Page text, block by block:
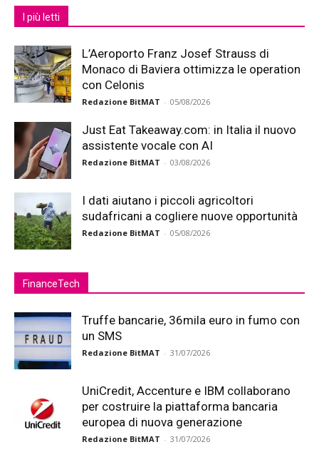
I più letti
L’Aeroporto Franz Josef Strauss di
Monaco di Baviera ottimizza le operation
con Celonis
Redazione BitMAT - 05/08/2026
Just Eat Takeaway.com: in Italia il nuovo
assistente vocale con AI
Redazione BitMAT - 03/08/2026
I dati aiutano i piccoli agricoltori
sudafricani a cogliere nuove opportunità
Redazione BitMAT - 05/08/2026
FinanceTech
Truffe bancarie, 36mila euro in fumo con
un SMS
Redazione BitMAT - 31/07/2026
UniCredit, Accenture e IBM collaborano
per costruire la piattaforma bancaria
europea di nuova generazione
Redazione BitMAT - 31/07/2026